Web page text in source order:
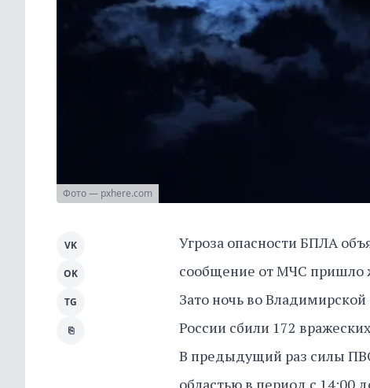
Фото — pxhere.com
Угроза опасности БПЛА
сообщение от МЧС пришло
Зато ночь во
России сбили 172
В предыдущий раз силы
областью в период с 14:00
VK
OK
TG
⎘